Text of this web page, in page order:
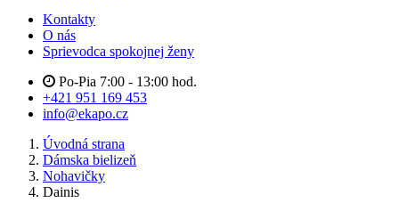
Kontakty
O nás
Sprievodca spokojnej ženy
Po-Pia 7:00 - 13:00 hod.
+421 951 169 453
info@ekapo.cz
Úvodná strana
Dámska bielizeň
Nohavičky
Dainis